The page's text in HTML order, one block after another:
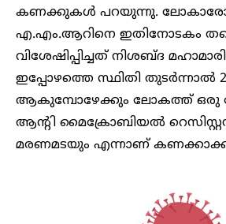
കണക്കുകൾ പറയുന്നു.
എ.എം.ആറിനെ ഇതിനോടകം
വിശേഷിപ്പിച്ചത് നിശബ്ദ
ഇപ്പോഴത്തെ സ്ഥിതി തുടർന്നാൽ
ആകുമ്പോഴേക്കും ലോകത്ത്
ആന്റി മൈക്രോബിയൽ
മരണമടയും എന്നാണ്